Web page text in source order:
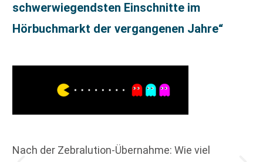
schwerwiegendsten Einschnitte im
Hörbuchmarkt der vergangenen Jahre“
Nach der Zebralution-Übernahme: Wie viel